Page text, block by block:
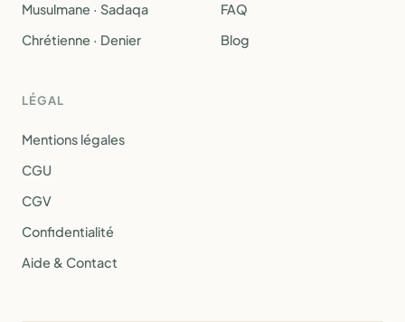
Musulmane · Sadaqa
Chrétienne · Denier
FAQ
Blog
LÉGAL
Mentions légales
CGU
CGV
Confidentialité
Aide & Contact